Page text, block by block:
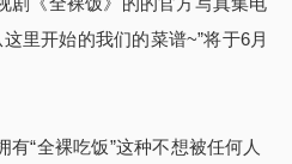
里开始的我们的菜谱~”将于6月
“全裸吃饭”这种不想被任何人